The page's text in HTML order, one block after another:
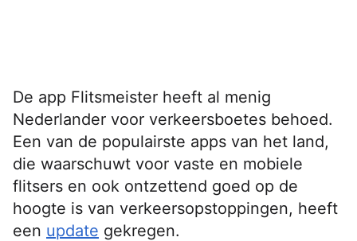
De app Flitsmeister heeft al menig
Nederlander voor verkeersboetes behoed.
Een van de populairste apps van het land,
die waarschuwt voor vaste en mobiele
flitsers en ook ontzettend goed op de
hoogte is van verkeersopstoppingen, heeft
een update gekregen.